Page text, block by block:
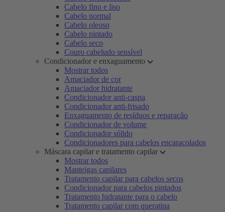
Cabelo fino e liso
Cabelo normal
Cabelo oleoso
Cabelo pintado
Cabelo seco
Couro cabeludo sensível
Condicionador e enxaguamento
Mostrar todos
Amaciador de cor
Amaciador hidratante
Condicionador anti-caspa
Condicionador anti-frisado
Enxaguamento de resíduos e reparação
Condicionador de volume
Condicionador sólido
Condicionadores para cabelos encaracolados
Máscara capilar e tratamento capilar
Mostrar todos
Manteigas capilares
Tratamento capilar para cabelos secos
Condicionador para cabelos pintados
Tratamento hidratante para o cabelo
Tratamento capilar com queratina